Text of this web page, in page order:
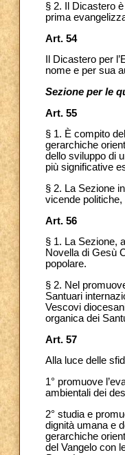
§ 2. Il Dicastero
prima
Art. 54
Il Dicastero per
nome e per sua
Sezione per le
Art. 55
§ 1. È compito
gerarchiche
dello sviluppo di
più significative
§ 2. La Sezione
vicende
Art. 56
§ 1. La Sezione,
Novella di Gesù
popolare.
§ 2. Nel
Santuari
Vescovi
organica dei
Art. 57
Alla luce delle
1° promuove
ambientali dei
2° studia e
dignità umana e
gerarchiche
del Vangelo con